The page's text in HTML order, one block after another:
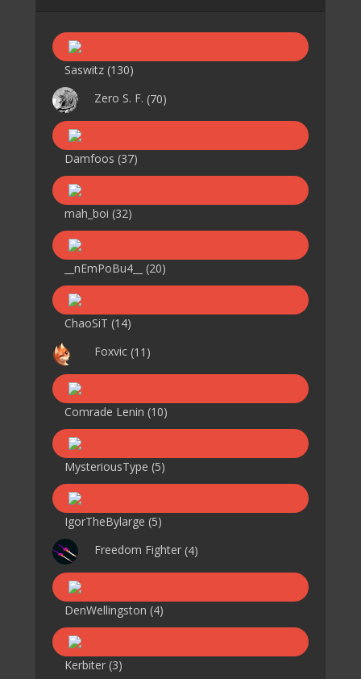
Saswitz (130)
Zero S. F. (70)
Damfoos (37)
mah_boi (32)
__nEmPoBu4__ (20)
ChaoSiT (14)
Foxvic (11)
Comrade Lenin (10)
MysteriousType (5)
IgorTheBylarge (5)
Freedom Fighter (4)
DenWellingston (4)
Kerbiter (3)